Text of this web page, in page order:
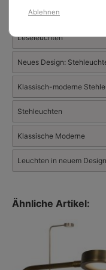
Der Hersteller hat auch
Außenleuchten
Stehleuchten mit
Leseleuchten
Neues Design:
Klassisch-moderne
Stehleuchten
Klassische Moderne
Leuchten in neuem Design
Ähnliche Artikel:
Ablehnen